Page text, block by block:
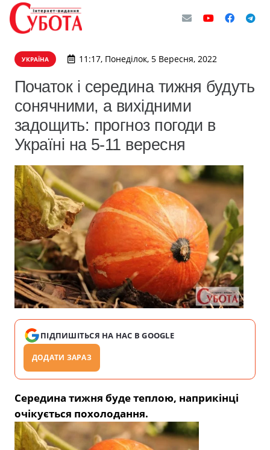
УКРАЇНА 11:17, Понеділок, 5 Вересня, 2022
Початок і середина тижня будуть
сонячними, а вихідними
задощить: прогноз погоди в
Україні на 5-11 вересня
ПІДПИШІТЬСЯ НА НАС В GOOGLE
ДОДАТИ ЗАРАЗ
Середина тижня буде теплою, наприкінці
очікується похолодання.